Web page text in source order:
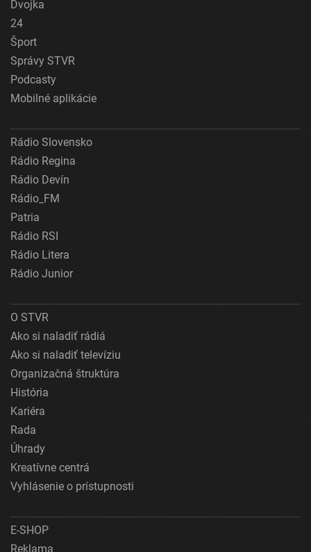
Dvojka
24
Šport
Správy STVR
Podcasty
Mobilné aplikácie
Rádio Slovensko
Rádio Regina
Rádio Devín
Rádio_FM
Patria
Rádio RSI
Rádio Litera
Rádio Junior
O STVR
Ako si naladiť rádiá
Ako si naladiť televíziu
Organizačná štruktúra
História
Kariéra
Rada
Úhrady
Kreatívne centrá
Vyhlásenie o prístupnosti
E-SHOP
Reklama